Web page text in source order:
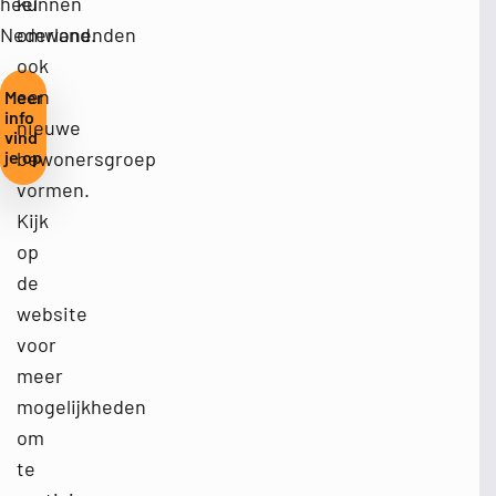
Nederland.
Meer
info
vind
je op
omwonenden
ook
een
nieuwe
bewonersgroep
vormen.
Kijk
op
de
website
voor
meer
mogelijkheden
om
te